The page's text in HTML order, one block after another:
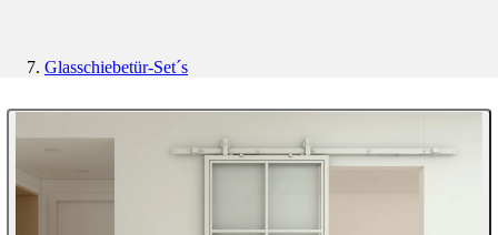
Glasschiebetür-Set´s